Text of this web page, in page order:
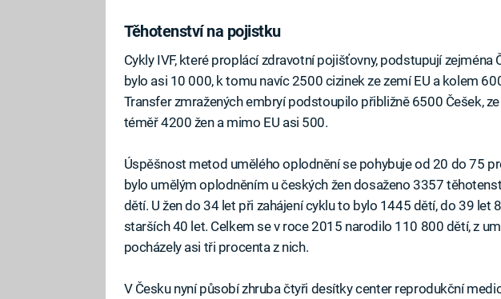
Těhotenství na pojistku
Cykly IVF, které proplácí zdravotní pojišťovny, podstupují zejména
bylo asi 10 000, k tomu navíc 2500 cizinek ze zemí EU a kolem
Transfer zmražených embryí podstoupilo přibližně 6500 Češek,
téměř 4200 žen a mimo EU asi 500.
Úspěšnost metod umělého oplodnění se pohybuje od 20 do 75
bylo umělým oplodněním u českých žen dosaženo 3357
dětí. U žen do 34 let při zahájení cyklu to bylo 1445 dětí, do 39 let
starších 40 let. Celkem se v roce 2015 narodilo 110 800 dětí, z
pocházely asi tři procenta z nich.
V Česku nyní působí zhruba čtyři desítky center reprodukční